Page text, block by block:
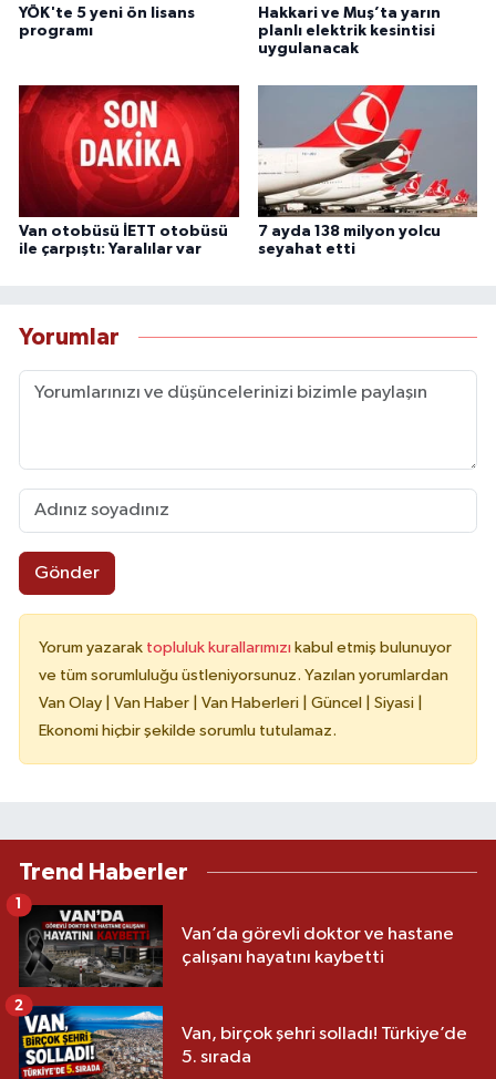
YÖK'te 5 yeni ön lisans
programı
Hakkari ve Muş’ta yarın
planlı elektrik kesintisi
uygulanacak
Van otobüsü İETT otobüsü
ile çarpıştı: Yaralılar var
7 ayda 138 milyon yolcu
seyahat etti
Yorumlar
Gönder
Yorum yazarak topluluk kurallarımızı kabul etmiş bulunuyor
ve tüm sorumluluğu üstleniyorsunuz. Yazılan yorumlardan
Van Olay | Van Haber | Van Haberleri | Güncel | Siyasi |
Ekonomi hiçbir şekilde sorumlu tutulamaz.
Trend Haberler
Van’da görevli doktor ve hastane
çalışanı hayatını kaybetti
Van, birçok şehri solladı! Türkiye’de
5. sırada
2